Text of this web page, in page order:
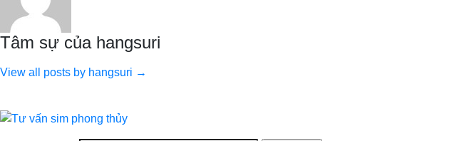
Tâm sự của hangsuri
View all posts by hangsuri →